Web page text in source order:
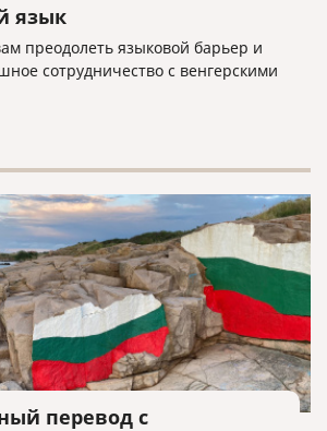
язык
преодолеть языковой барьер и
сотрудничество с венгерскими
перевод с